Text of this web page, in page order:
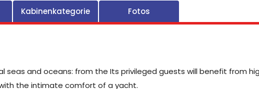
Kabinenkategorie Fotos
seas and oceans: from the Its privileged guests will benefit from
the intimate comfort of a yacht.